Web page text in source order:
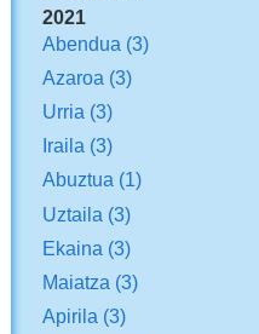
2021
Abendua (3)
Azaroa (3)
Urria (3)
Iraila (3)
Abuztua (1)
Uztaila (3)
Ekaina (3)
Maiatza (3)
Apirila (3)